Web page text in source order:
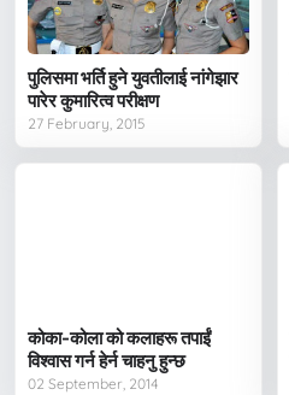
पुलिसमा भर्ति हुने युवतीलाई नांगेझार
पारेर कुमारित्व परीक्षण
27 February, 2015
कोका-कोला को कलाहरू तपाईं
विश्वास गर्न हेर्न चाहनु हुन्छ
02 September, 2014